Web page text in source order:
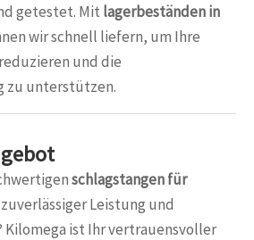
getestet. Mit lagerbeständen in
wir schnell liefern, um Ihre
und die
zu unterstützen.
schlagstangen für
Leistung und
Kilomega ist Ihr vertrauensvoller